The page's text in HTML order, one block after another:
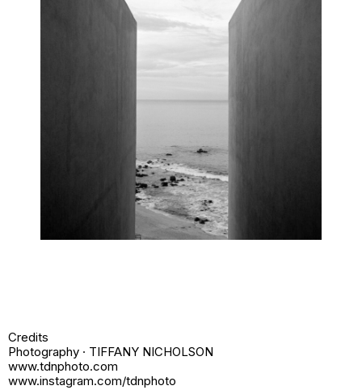
Credits
Photography · TIFFANY NICHOLSON
www.tdnphoto.com
www.instagram.com/tdnphoto